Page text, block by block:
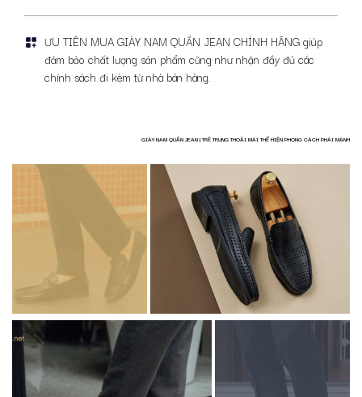
ƯU TIÊN MUA GIÀY NAM QUẦN JEAN CHÍNH HÃNG giúp
đảm bảo chất lượng sản phẩm cũng như nhận đầy đủ các
chính sách đi kèm từ nhà bán hàng.
GIÀY NAM QUẦN JEAN | TRẺ TRUNG THOẢI MÁI THỂ HIỆN PHONG CÁCH PHÁI MẠNH